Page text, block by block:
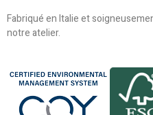
Fabriqué en Italie et
notre atelier.